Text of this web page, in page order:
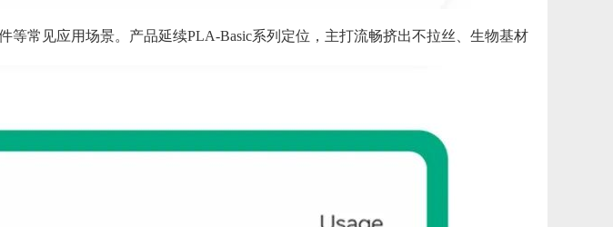
常见应用场景。产品延续PLA-Basic系列定位，主打流畅挤出不拉丝、生物基材